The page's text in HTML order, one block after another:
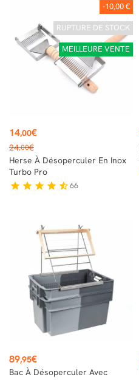
-10,00 €
RUPTURE DE STOCK
MEILLEURE VENTE
Prix
14,00€
Prix
de
base
24,00€
Herse À Désoperculer En Inox
Turbo Pro
star star star star star_half66
Prix
89,95€
Bac À Désoperculer Avec